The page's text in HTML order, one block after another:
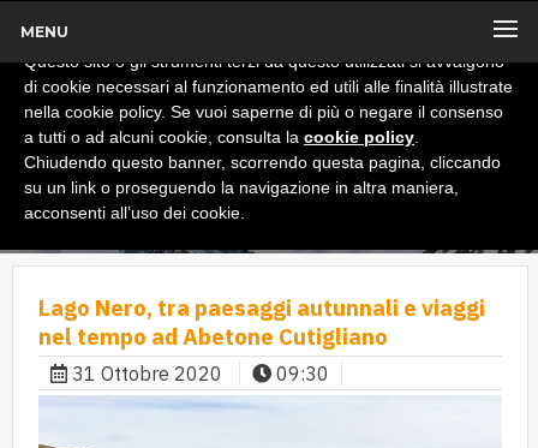
MENU
Lago Nero, tra paesaggi autunnali e viaggi
nel tempo ad Abetone Cutigliano
31 Ottobre 2020 09:30
x
Informativa
Questo sito o gli strumenti terzi da questo utilizzati si avvalgono
di cookie necessari al funzionamento ed utili alle finalità illustrate
nella cookie policy. Se vuoi saperne di più o negare il consenso
a tutti o ad alcuni cookie, consulta la cookie policy
Chiudendo questo banner, scorrendo questa pagina, cliccando
su un link o proseguendo la navigazione in altra maniera,
acconsenti all’uso dei cookie.